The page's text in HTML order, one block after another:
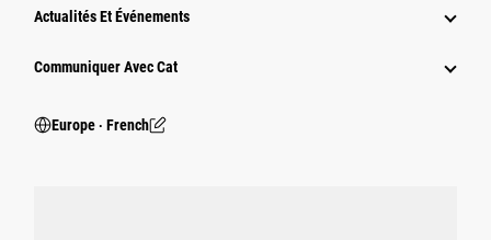
Actualités Et Événements
Communiquer Avec Cat
Europe ‧ French